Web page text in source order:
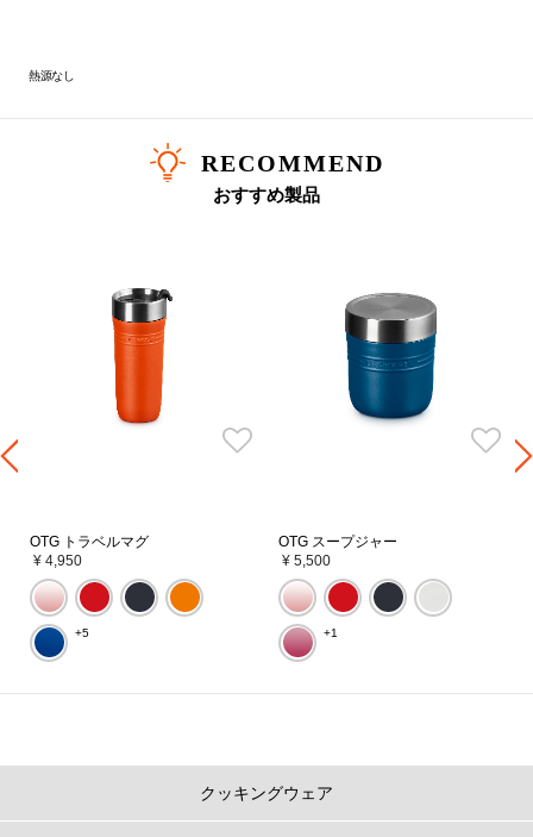
底：シリコーンゴム
熱源なし
RECOMMEND
おすすめ製品
OTG トラベルマグ
¥ 4,950
+5
OTG スープジャー
¥ 5,500
+1
クッキングウェア